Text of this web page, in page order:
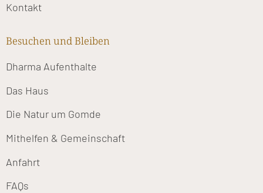
Kontakt
Besuchen und Bleiben
Dharma Aufenthalte
Das Haus
Die Natur um Gomde
Mithelfen & Gemeinschaft
Anfahrt
FAQs